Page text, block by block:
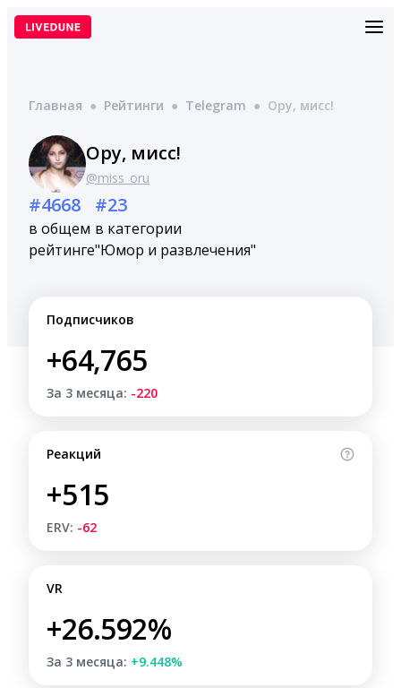
Перейти
Главная ● Рейтинги ● Telegram ● Ору, мисс!
Ору, мисс!
@miss_oru
#4668
в общем
рейтинге
#23
в категории
"Юмор и развлечения"
Подписчиков
+64,765
За 3 месяца: -220
Реакций
+515
ERV: -62
VR
+26.592%
За 3 месяца: +9.448%